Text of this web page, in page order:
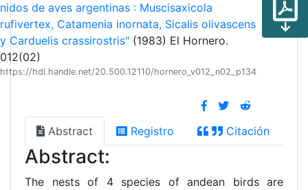
nidos de aves argentinas : Muscisaxicola
rufivertex, Catamenia inornata, Sicalis olivascens
y Carduelis crassirostris"(1983) El Hornero.
012(02)
https://hdl.handle.net/20.500.12110/hornero_v012_n02_p134
Abstract Registro Citación
Abstract:
The nests of 4 species of andean birds are